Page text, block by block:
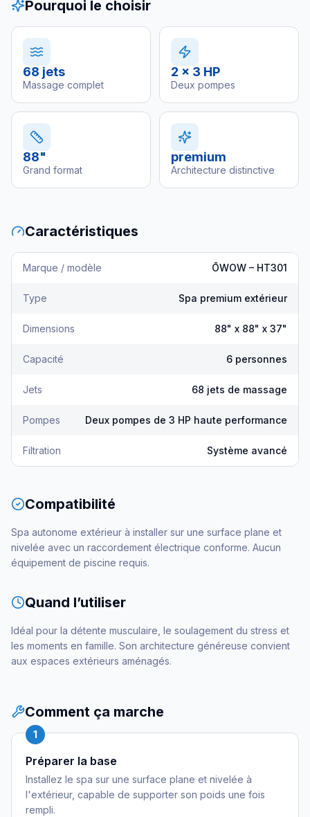
Pourquoi le choisir
68 jets
Massage complet
2 x 3 HP
Deux pompes
88"
Grand format
premium
Architecture distinctive
Caractéristiques
Marque / modèle ŌWOW – HT301
Type Spa premium extérieur
Dimensions 88" x 88" x 37"
Capacité 6 personnes
Jets 68 jets de massage
Pompes Deux pompes de 3 HP haute performance
Filtration Système avancé
Compatibilité
Spa autonome extérieur à installer sur une surface plane et
nivelée avec un raccordement électrique conforme. Aucun
équipement de piscine requis.
Quand l’utiliser
Idéal pour la détente musculaire, le soulagement du stress et
les moments en famille. Son architecture généreuse convient
aux espaces extérieurs aménagés.
Comment ça marche
1
Préparer la base
Installez le spa sur une surface plane et nivelée à
l'extérieur, capable de supporter son poids une fois
rempli.